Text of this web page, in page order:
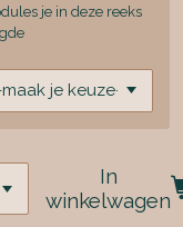
je in deze reeks
In
winkelwagen